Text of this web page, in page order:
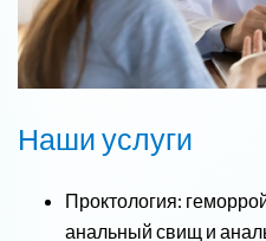
Наши услуги
Проктология:
анальный свищ и